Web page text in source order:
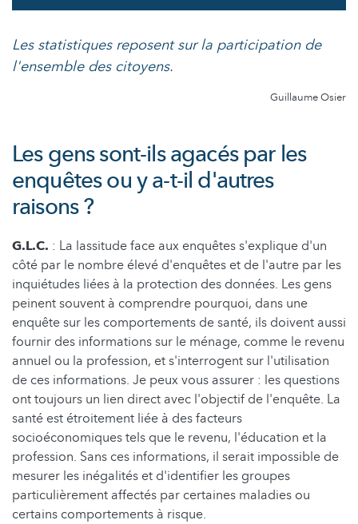
Les statistiques reposent sur la participation de
l'ensemble des citoyens.
Guillaume Osier
Les gens sont-ils agacés par les
enquêtes ou y a-t-il d'autres
raisons ?
G.L.C. : La lassitude face aux enquêtes s'explique d'un
côté par le nombre élevé d'enquêtes et de l'autre par les
inquiétudes liées à la protection des données. Les gens
peinent souvent à comprendre pourquoi, dans une
enquête sur les comportements de santé, ils doivent aussi
fournir des informations sur le ménage, comme le revenu
annuel ou la profession, et s'interrogent sur l'utilisation
de ces informations. Je peux vous assurer : les questions
ont toujours un lien direct avec l'objectif de l'enquête. La
santé est étroitement liée à des facteurs
socioéconomiques tels que le revenu, l'éducation et la
profession. Sans ces informations, il serait impossible de
mesurer les inégalités et d'identifier les groupes
particulièrement affectés par certaines maladies ou
certains comportements à risque.